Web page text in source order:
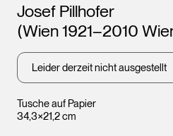
Tusche auf Papier
34,3×21,2 cm
Künstler*innen
Josef Pillhofer
(Wien 1921–2010
Leider derzeit nicht ausgestellt